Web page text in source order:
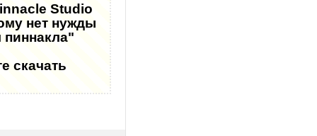
Studio
нет нужды
скачать